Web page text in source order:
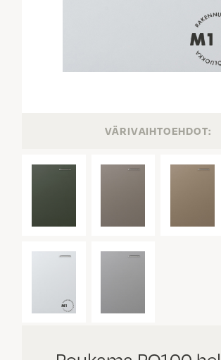
VÄRIVAIHTOEHDOT: